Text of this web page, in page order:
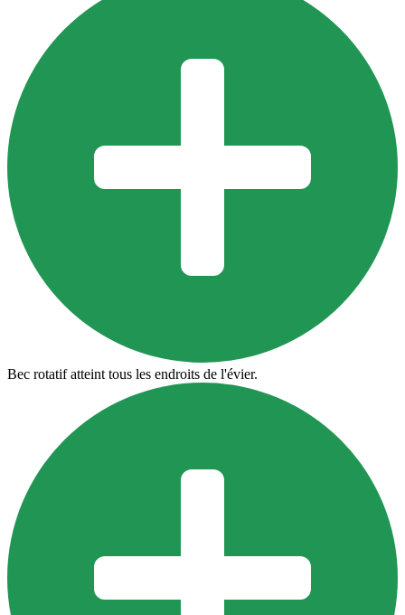
Bec rotatif atteint tous les endroits de l'évier.